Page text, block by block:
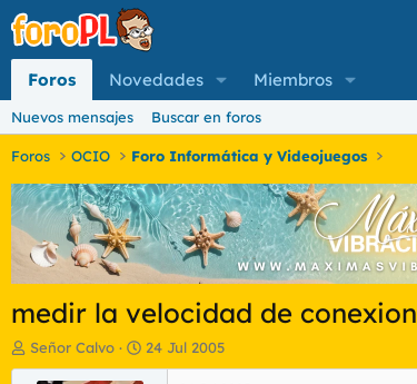
Foros Novedades Miembros
Nuevos mensajes Buscar en foros
Foros OCIO Foro Informática y Videojuegos
medir la velocidad de conexion
I
n
Señor Calvo
F
e
24 Jul 2005